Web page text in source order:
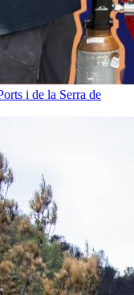
i de la Serra de